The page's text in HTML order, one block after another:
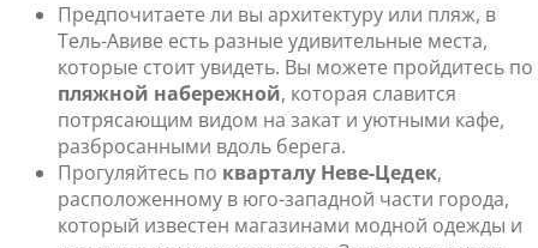
Предпочитаете ли вы архитектуру или пляж, в
Тель-Авиве есть разные удивительные места,
которые стоит увидеть. Вы можете пройдитесь по
пляжной набережной, которая славится
потрясающим видом на закат и уютными кафе,
разбросанными вдоль берега.
Прогуляйтесь по кварталу Неве-Цедек,
расположенному в юго-западной части города,
который известен магазинами модной одежды и